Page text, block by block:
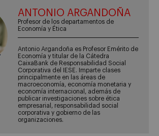
ANTONIO ARGANDOÑA
Profesor de los departamentos de
Economía y Ética
Antonio Argandoña es Profesor Emérito de
Economía y titular de la Cátedra
CaixaBank de Responsabilidad Social
Corporativa del IESE. Imparte clases
principalmente en las áreas de
macroeconomía, economía monetaria y
economía internacional, además de
publicar investigaciones sobre ética
empresarial, responsabilidad social
corporativa y gobierno de las
organizaciones.